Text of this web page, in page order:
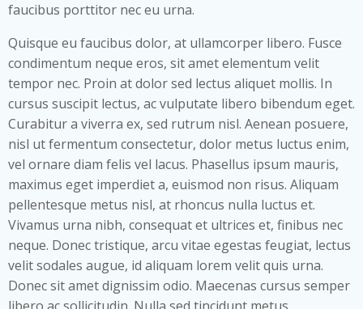
faucibus porttitor nec eu urna.
Quisque eu faucibus dolor, at ullamcorper libero. Fusce
condimentum neque eros, sit amet elementum velit
tempor nec. Proin at dolor sed lectus aliquet mollis. In
cursus suscipit lectus, ac vulputate libero bibendum eget.
Curabitur a viverra ex, sed rutrum nisl. Aenean posuere,
nisl ut fermentum consectetur, dolor metus luctus enim,
vel ornare diam felis vel lacus. Phasellus ipsum mauris,
maximus eget imperdiet a, euismod non risus. Aliquam
pellentesque metus nisl, at rhoncus nulla luctus et.
Vivamus urna nibh, consequat et ultrices et, finibus nec
neque. Donec tristique, arcu vitae egestas feugiat, lectus
velit sodales augue, id aliquam lorem velit quis urna.
Donec sit amet dignissim odio. Maecenas cursus semper